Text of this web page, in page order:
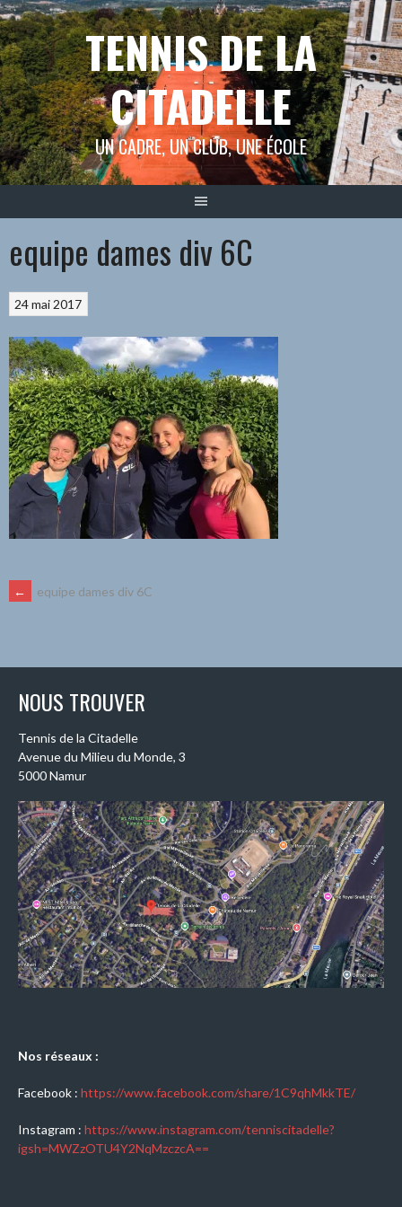
Aller
au
contenu
TENNIS DE LA
CITADELLE
UN CADRE, UN CLUB, UNE ÉCOLE
equipe dames div 6C
24 mai 2017
NAVIGATION
ARTICLES
← equipe dames div 6C
NOUS TROUVER
Tennis de la Citadelle
Avenue du Milieu du Monde, 3
5000 Namur
Nos réseaux :
Facebook : https://www.facebook.com/share/1C9qhMkkTE/
Instagram : https://www.instagram.com/tenniscitadelle?
igsh=MWZzOTU4Y2NqMzczcA==